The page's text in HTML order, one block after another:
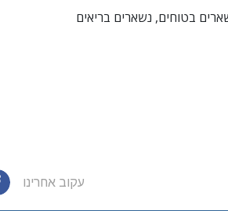
בטוחים, נשארים בריאים
עקוב אחרינו